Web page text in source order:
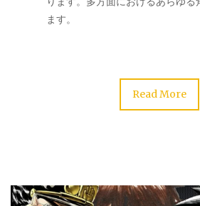
ます。
Read More